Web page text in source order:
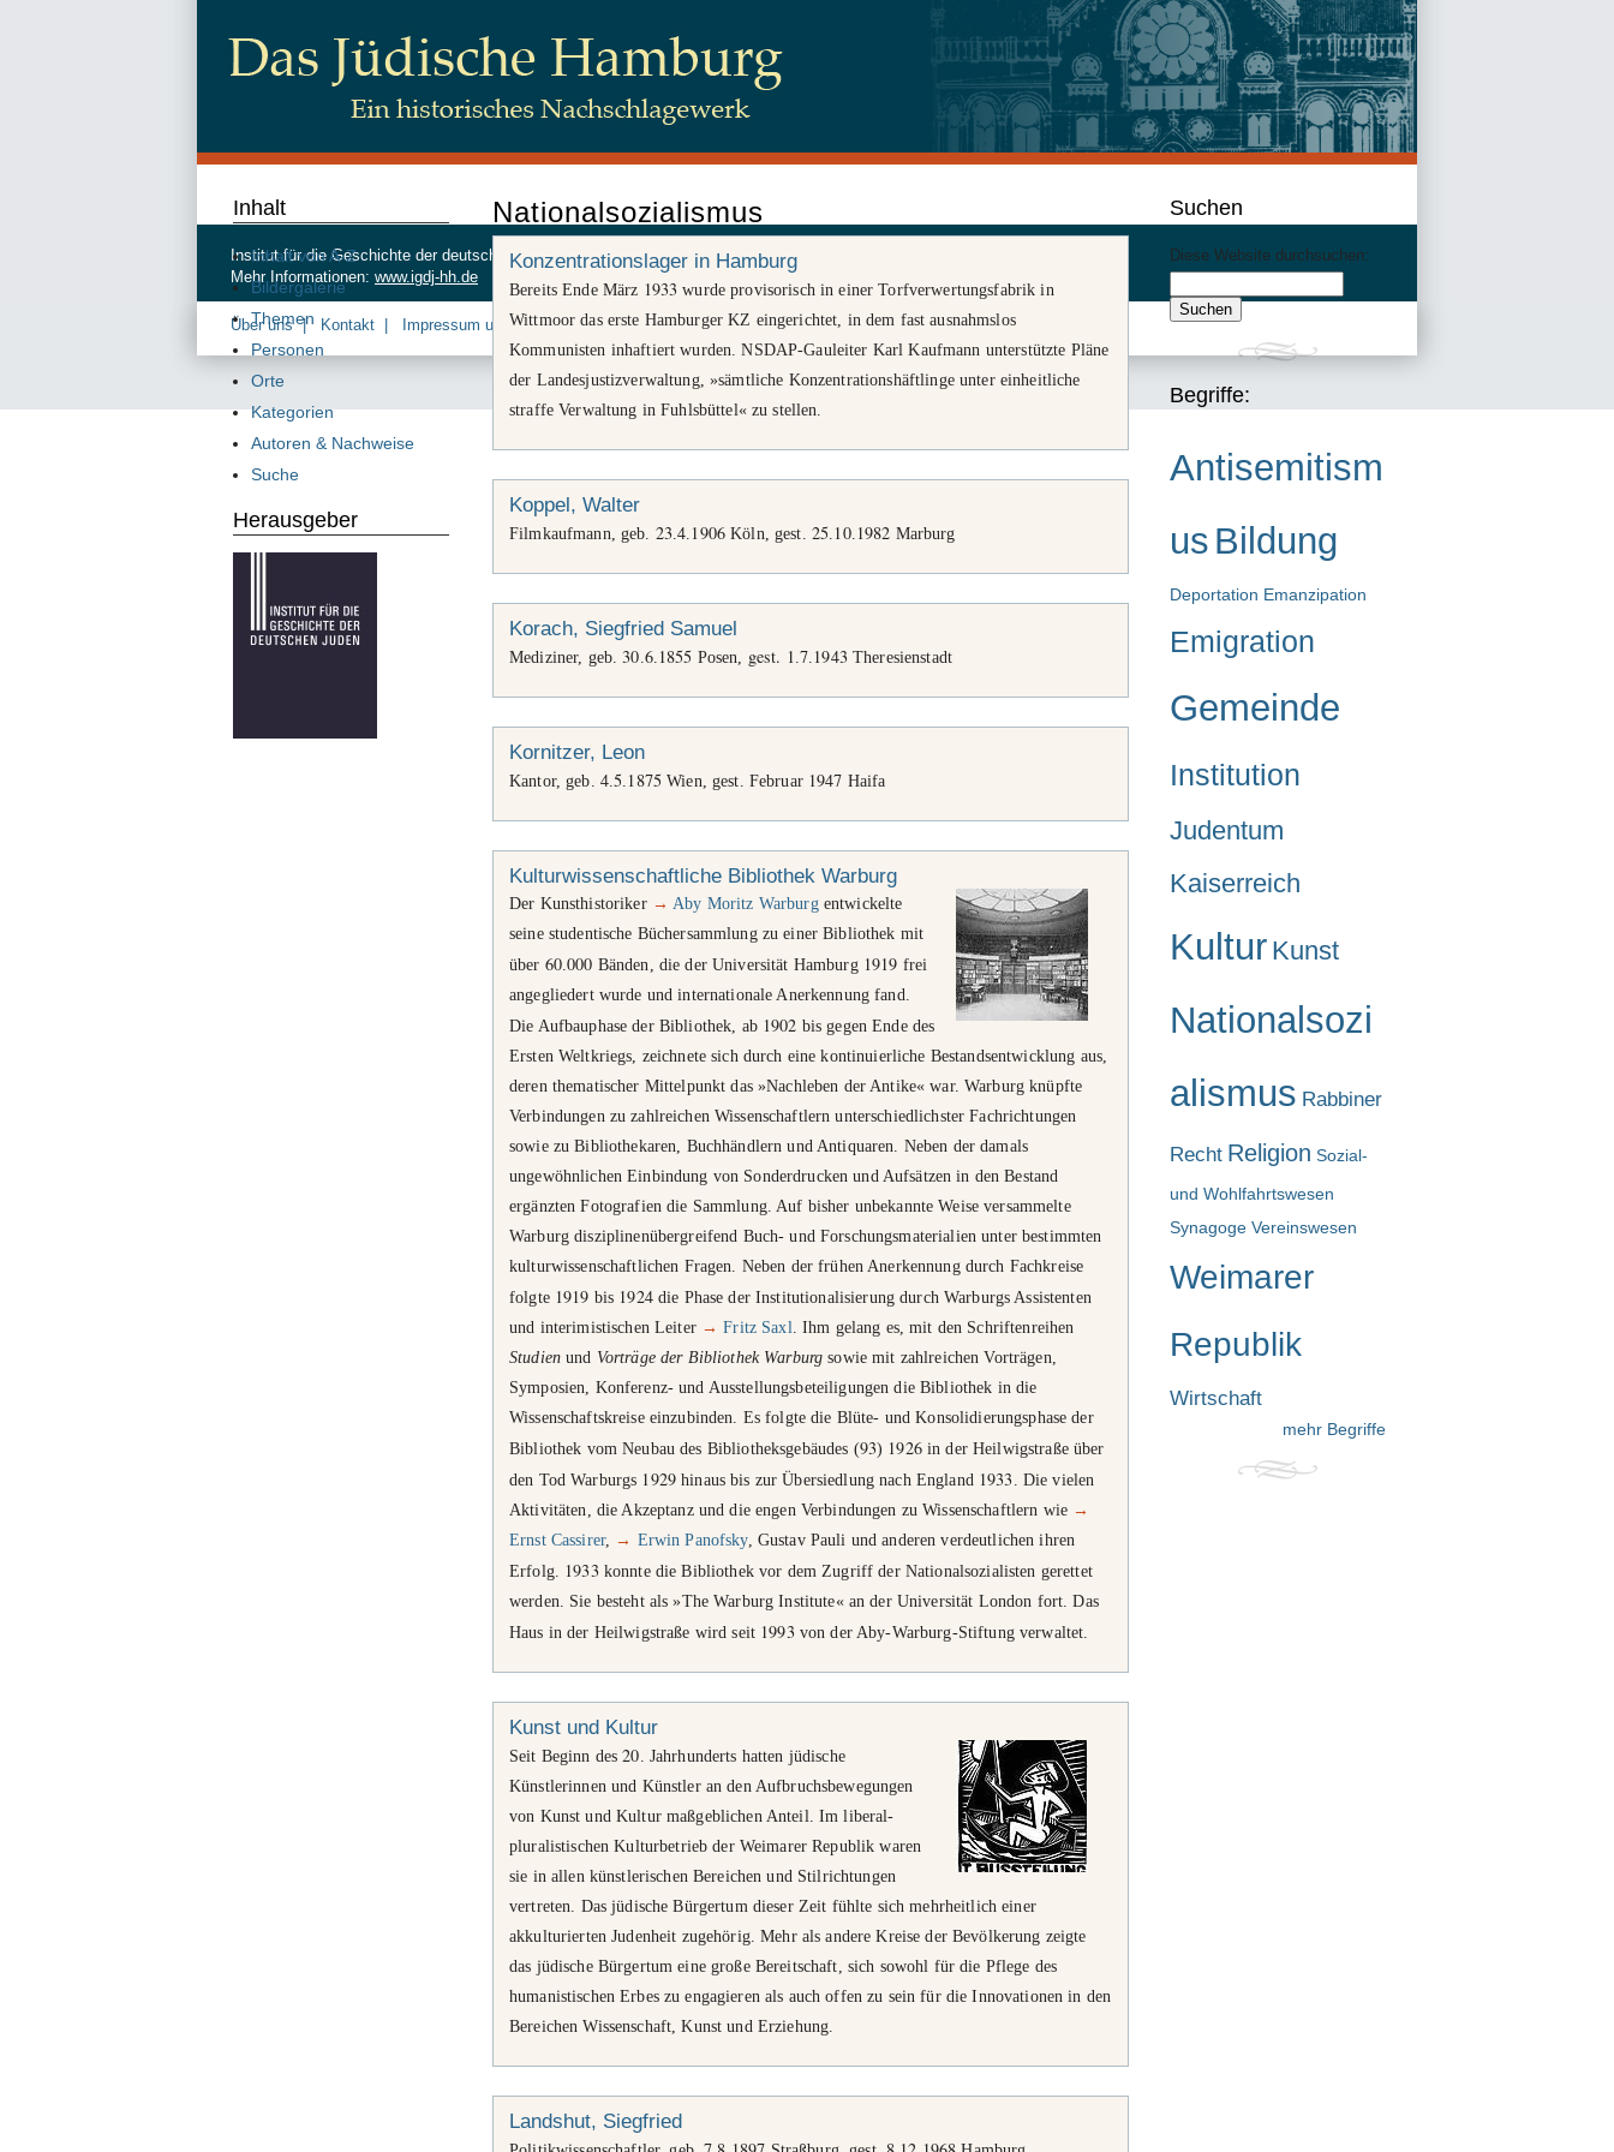
Nationalsozialismus
Konzentrationslager in Hamburg
Bereits Ende März 1933 wurde provisorisch in einer Torfverwertungsfabrik in
Wittmoor das erste Hamburger KZ eingerichtet, in dem fast ausnahmslos
Kommunisten inhaftiert wurden. NSDAP-Gauleiter Karl Kaufmann unterstützte Pläne
der Landesjustizverwaltung, »sämtliche Konzentrationshäftlinge unter einheitliche
straffe Verwaltung in Fuhlsbüttel« zu stellen.
Koppel, Walter
Filmkaufmann, geb. 23 .4 1906 Köln, gest. 25 10. 1982 Marburg
Korach, Siegfried Samuel
Mediziner, geb. 30 6. 1855 Posen, gest. 1 7 1943Theresienstadt
Kornitzer, Leon
Kantor, geb. 4 .5 1875 Wien, gest. Februar 1947 Haifa
Kulturwissenschaftliche Bibliothek Warburg
Der Kunsthistoriker → Aby Moritz Warburgentwickelte
seine studentische Büchersammlung zu einer Bibliothek mit
über 60 .000 Bänden, die der Universität Hamburg 1919 frei
angegliedert wurde und internationale Anerkennung fand.
Die Aufbauphase der Bibliothek, ab 1902 bis gegen Ende des
Ersten Weltkriegs, zeichnete sich durch eine kontinuierliche Bestandsentwicklung aus,
deren thematischer Mittelpunkt das »Nachleben der Antike« war. Warburg knüpfte
Verbindungen zu zahlreichen Wissenschaftlern unterschiedlichster Fachrichtungen
sowie zu Bibliothekaren, Buchhändlern und Antiquaren. Neben der damals
ungewöhnlichen Einbindung von Sonderdrucken und Aufsätzen in den Bestand
ergänzten Fotografien die Sammlung. Auf bisher unbekannte Weise versammelte
Warburg disziplinenübergreifend Buch- und Forschungsmaterialien unter bestimmten
kulturwissenschaftlichen Fragen. Neben der frühen Anerkennung durch Fachkreise
folgte 1919 bis 1924die Phase der Institutionalisierung durch Warburgs Assistenten
und interimistischen Leiter → Fritz Saxl . Ihm gelang es, mit den Schriftenreihen
Studien und Vorträge der Bibliothek Warburgsowie mit zahlreichen Vorträgen,
Symposien, Konferenz- und Ausstellungsbeteiligungen die Bibliothek in die
Wissenschaftskreise einzubinden. Es folgte die Blüte- und Konsolidierungsphase der
Bibliothek vom Neubau des Bibliotheksgebäudes (93) 1926in der Heilwigstraße über
den Tod Warburgs 1929 hinaus bis zur Übersiedlung nach England 1933 . Die vielen
Aktivitäten, die Akzeptanz und die engen Verbindungen zu Wissenschaftlern wie →
Ernst Cassirer, → Erwin Panofsky, Gustav Pauli und anderen verdeutlichen ihren
Erfolg.
1933konnte die Bibliothek vor dem Zugriff der Nationalsozialisten gerettet
werden. Sie besteht als »The Warburg Institute« an der Universität London fort. Das
Haus in der Heilwigstraße wird seit 1993von der Aby-Warburg-Stiftung verwaltet.
Kunst und Kultur
Seit Beginn des20 . Jahrhunderts hatten jüdische
Künstlerinnen und Künstler an den Aufbruchsbewegungen
von Kunst und Kultur maßgeblichen Anteil. Im liberal-
pluralistischen Kulturbetrieb der Weimarer Republik waren
sie in allen künstlerischen Bereichen und Stilrichtungen
vertreten. Das jüdische Bürgertum dieser Zeit fühlte sich mehrheitlich einer
akkulturierten Judenheit zugehörig. Mehr als andere Kreise der Bevölkerung zeigte
das jüdische Bürgertum eine große Bereitschaft, sich sowohl für die Pflege des
humanistischen Erbes zu engagieren als auch offen zu sein für die Innovationen in den
Bereichen Wissenschaft, Kunst und Erziehung.
Landshut, Siegfried
Inhalt
Inhalt von A-Z
Bildergalerie
Themen
Personen
Orte
Kategorien
Autoren & Nachweise
Suche
Herausgeber
Suchen
Diese Website durchsuchen:
Begriffe:
Antisemitism
us Bildung
Deportation Emanzipation
Emigration
Gemeinde
Institution
Judentum
Kaiserreich
Kultur Kunst
Nationalsozi
alismus Rabbiner
Recht Religion Sozial-
und Wohlfahrtswesen
Synagoge Vereinswesen
Weimarer
Republik
Wirtschaft
mehr Begriffe
Institut für die Geschichte der deutschen Juden, Beim Schlump 83, 20144 Hamburg
Mehr Informationen: www.igdj-hh.de
Über uns Kontakt Impressum und Datenschutz